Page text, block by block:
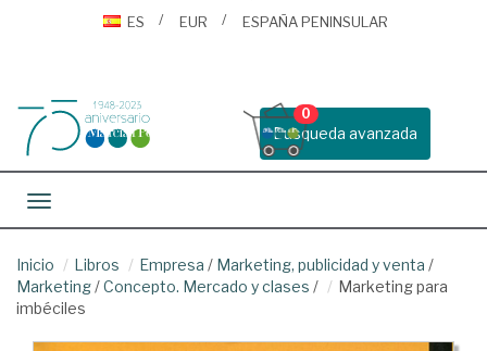
ES
EUR ESPAÑA PENINSULAR
Busqueda avanzada
0
Toggle navigation
Inicio Libros Empresa / Marketing, publicidad y venta /
Marketing/Concepto. Mercado y clases /
Marketing para
imbéciles